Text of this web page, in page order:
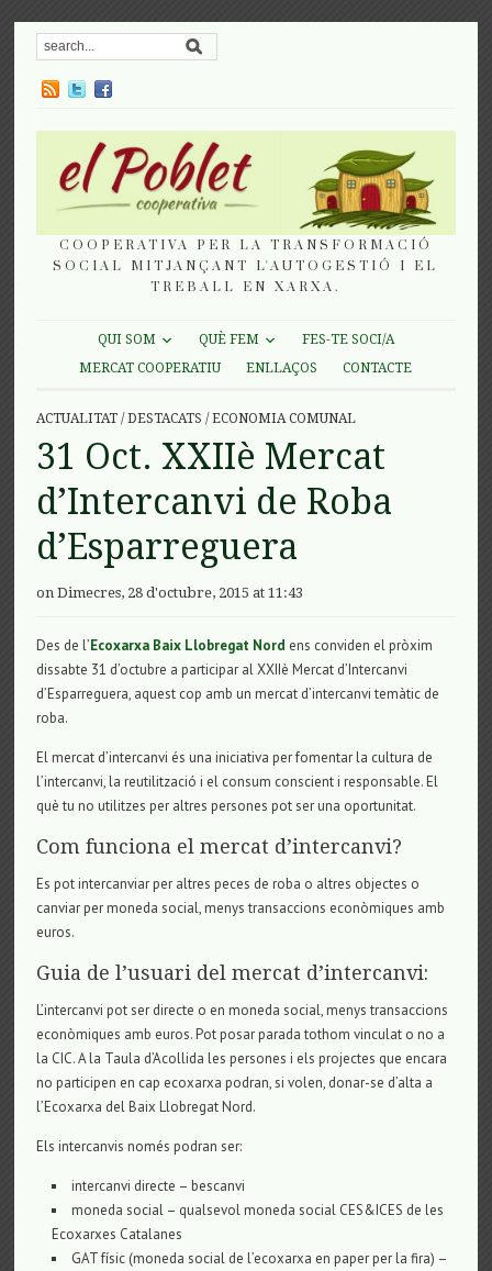
COOPERATIVA PER LA TRANSFORMACIÓ
SOCIAL MITJANÇANT L'AUTOGESTIÓ I EL
TREBALL EN XARXA.
QUI SOM QUÈ FEM
FES-TE SOCI/A
MERCAT COOPERATIU
ENLLAÇOS CONTACTE
ACTUALITAT /DESTACATS /ECONOMIA COMUNAL
31 Oct. XXIIè Mercat
d’Intercanvi de Roba
d’Esparreguera
on Dimecres, 28 d'octubre, 2015 at 11:43
Des de l’Ecoxarxa Baix Llobregat Nord ens conviden el pròxim
dissabte 31 d’octubre a participar al XXIIè Mercat d’Intercanvi
d’Esparreguera, aquest cop amb un mercat d’intercanvi temàtic de
roba.
El mercat d’intercanvi és una iniciativa per fomentar la cultura de
l’intercanvi, la reutilització i el consum conscient i responsable. El
què tu no utilitzes per altres persones pot ser una oportunitat.
Com funciona el mercat d’intercanvi?
Es pot intercanviar per altres peces de roba o altres objectes o
canviar per moneda social, menys transaccions econòmiques amb
euros.
Guia de l’usuari del mercat d’intercanvi:
L’intercanvi pot ser directe o en moneda social, menys transaccions
econòmiques amb euros. Pot posar parada tothom vinculat o no a
la CIC. A la Taula d’Acollida les persones i els projectes que encara
no participen en cap ecoxarxa podran, si volen, donar-se d’alta a
l’Ecoxarxa del Baix Llobregat Nord.
Els intercanvis només podran ser:
intercanvi directe – bescanvi
moneda social – qualsevol moneda social CES&ICES de les
Ecoxarxes Catalanes
GAT físic (moneda social de l’ecoxarxa en paper per la fira) –